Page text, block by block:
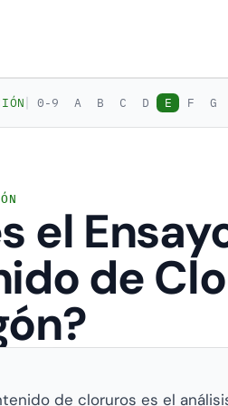
Aviación de Precisión
| 0-9 A B C D E F G
el
de
de cloruros es el